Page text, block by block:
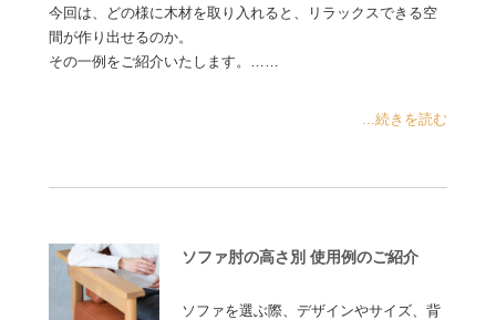
今回は、どの様に木材を取り入れると、リラックスできる空
間が作り出せるのか。
その一例をご紹介いたします。……
...続きを読む
ソファ肘の高さ別 使用例のご紹介
ソファを選ぶ際、デザインやサイズ、背